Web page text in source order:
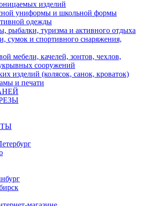
изделий
униформы и школьной формы
одежды
рыбалки, туризма и активного отдыха
сумок и спортивного снаряжения,
мебели, качелей, зонтов, чехлов,
сооружений
изделий (колясок, санок, кроваток)
и печати